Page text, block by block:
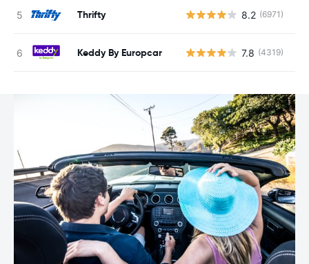
Thrifty 8.2 (6971)
Keddy By Europcar 7.8 (4319)